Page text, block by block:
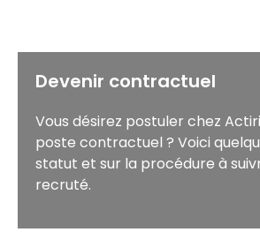
Devenir contractuel
Vous désirez postuler chez
poste contractuel ? Voici
statut et sur la procédure à
recruté.